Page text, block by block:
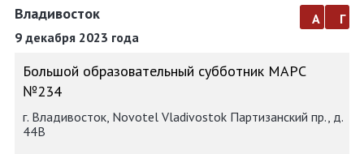
Владивосток
9 декабря 2023 года
а г
Большой образовательный субботник МАРС
№234
г. Владивосток, Novotel Vladivostok Партизанский пр., д.
44В